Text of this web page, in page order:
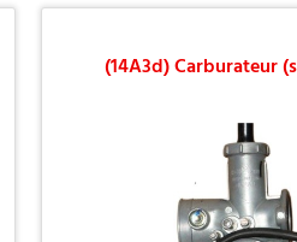
(14A3d) Carburateur